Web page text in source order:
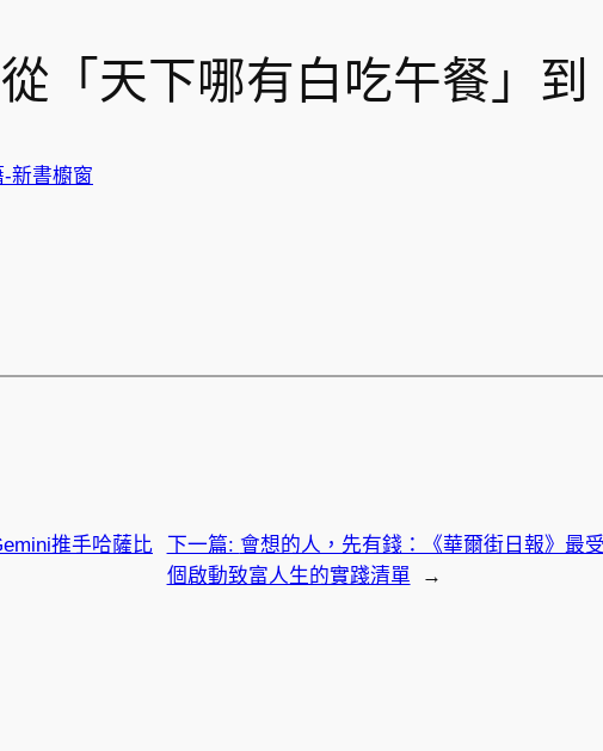
「天下哪有白吃午餐」到
-新書櫥窗
推手哈薩比
下一篇: 會想的人，先有錢：《華爾街日報》最
個啟動致富人生的實踐清單
→